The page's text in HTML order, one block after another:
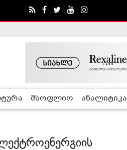
მსოფლიო ანალიტიკა